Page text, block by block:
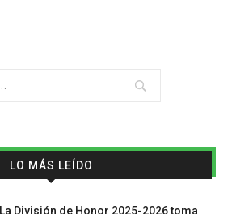
LO MÁS LEÍDO
La División de Honor 2025-2026 toma